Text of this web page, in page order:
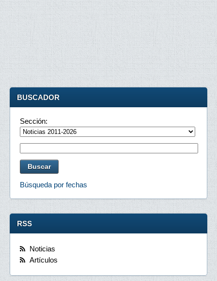
BUSCADOR
Sección:
Búsqueda por fechas
RSS
Noticias
Artículos